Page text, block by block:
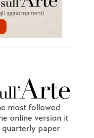
most followed
online version it
quarterly paper